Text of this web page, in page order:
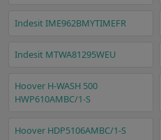
Indesit IME962BMYTIMEFR
Indesit MTWA81295WEU
Hoover H-WASH 500
HWP610AMBC/1-S
Hoover HDP5106AMBC/1-S